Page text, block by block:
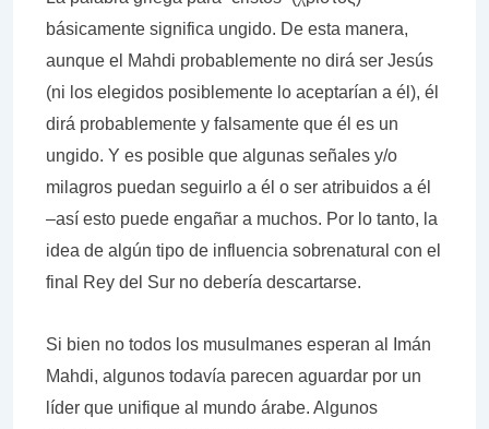
básicamente significa ungido. De esta manera,
aunque el Mahdi probablemente no dirá ser Jesús
(ni los elegidos posiblemente lo aceptarían a él), él
dirá probablemente y falsamente que él es un
ungido. Y es posible que algunas señales y/o
milagros puedan seguirlo a él o ser atribuidos a él
–así esto puede engañar a muchos. Por lo tanto, la
idea de algún tipo de influencia sobrenatural con el
final Rey del Sur no debería descartarse.
Si bien no todos los musulmanes esperan al Imán
Mahdi, algunos todavía parecen aguardar por un
líder que unifique al mundo árabe. Algunos